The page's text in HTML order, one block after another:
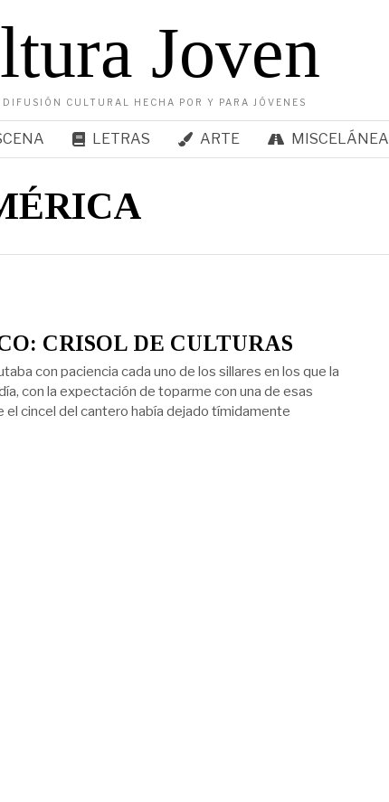
Joven
DIFUSIÓN CULTURAL HECHA POR Y PARA JÓVENES
LETRAS ARTE MISCELÁNEA
CRISOL DE CULTURAS
con paciencia cada uno de los sillares en los que la
con la expectación de toparme con una de esas
el cincel del cantero había dejado tímidamente